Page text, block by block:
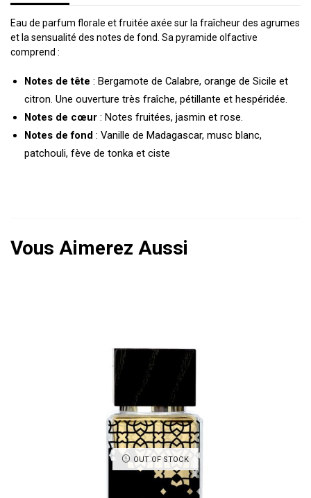
Eau de parfum florale et fruitée axée sur la fraîcheur des agrumes
et la sensualité des notes de fond. Sa pyramide olfactive
comprend :
Notes de tête : Bergamote de Calabre, orange de Sicile et
citron. Une ouverture très fraîche, pétillante et hespéridée.
Notes de cœur : Notes fruitées, jasmin et rose.
Notes de fond : Vanille de Madagascar, musc blanc,
patchouli, fève de tonka et ciste
Vous Aimerez Aussi
OUT OF STOCK